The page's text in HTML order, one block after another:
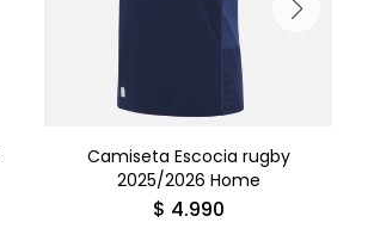
Camiseta Escocia rugby
2025/2026 Home
$ 4.990